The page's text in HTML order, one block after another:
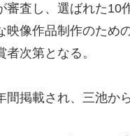
査し、選ばれた10
像作品制作のため
次第となる。
掲載され、三池か